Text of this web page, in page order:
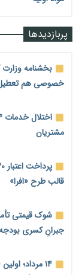
قیمت مسکن در
منابع صندوق
هشدار درباره
ترمیم مزد در
پربازدیدها
بخشنامه
خصوصی هم
مشتریان
قالب طرح «افرا»
شوک قیمتی
جبرانِ کسری
۱۴ مرداد؛